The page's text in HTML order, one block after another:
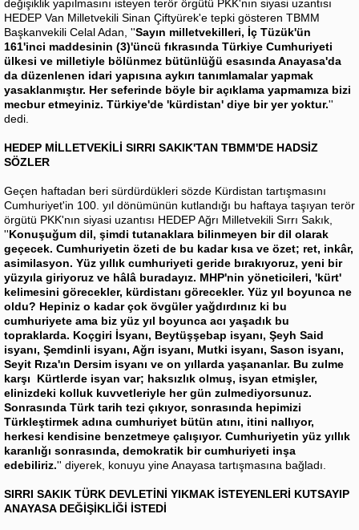
değişiklik yapılmasını isteyen terör örgütü PKK'nın siyasi uzantısı
HEDEP Van Milletvekili Sinan Çiftyürek'e tepki gösteren TBMM
Başkanvekili Celal Adan, ''Sayın milletvekilleri, İç Tüzük'ün
161'inci maddesinin (3)'üncü fıkrasında Türkiye Cumhuriyeti
ülkesi ve milletiyle bölünmez bütünlüğü esasında Anayasa'da
da düzenlenen idari yapısına aykırı tanımlamalar yapmak
yasaklanmıştır. Her seferinde böyle bir açıklama yapmamıza bizi
mecbur etmeyiniz. Türkiye'de 'kürdistan' diye bir yer yoktur.''
dedi.
HEDEP MİLLETVEKİLİ SIRRI SAKIK'TAN TBMM'DE HADSİZ
SÖZLER
Geçen haftadan beri sürdürdükleri sözde Kürdistan tartışmasını
Cumhuriyet'in 100. yıl dönümünün kutlandığı bu haftaya taşıyan terör
örgütü PKK'nın siyasi uzantısı HEDEP Ağrı Milletvekili Sırrı Sakık,
''Konuşuğum dil, şimdi tutanaklara bilinmeyen bir dil olarak
geçecek. Cumhuriyetin özeti de bu kadar kısa ve özet; ret, inkâr,
asimilasyon. Yüz yıllık cumhuriyeti geride bırakıyoruz, yeni bir
yüzyıla giriyoruz ve hâlâ buradayız. MHP'nin yöneticileri, 'kürt'
kelimesini görecekler, kürdistanı görecekler. Yüz yıl boyunca ne
oldu? Hepiniz o kadar çok övgüler yağdırdınız ki bu
cumhuriyete ama biz yüz yıl boyunca acı yaşadık bu
topraklarda. Koçgiri İsyanı, Beytüşşebap isyanı, Şeyh Said
isyanı, Şemdinli isyanı, Ağrı isyanı, Mutki isyanı, Sason isyanı,
Seyit Rıza'ın Dersim isyanı ve on yıllarda yaşananlar. Bu zulme
karşı Kürtlerde isyan var; haksızlık olmuş, isyan etmişler,
elinizdeki kolluk kuvvetleriyle her gün zulmediyorsunuz.
Sonrasında Türk tarih tezi çıkıyor, sonrasında hepimizi
Türkleştirmek adına cumhuriyet bütün atını, itini nallıyor,
herkesi kendisine benzetmeye çalışıyor. Cumhuriyetin yüz yıllık
karanlığı sonrasında, demokratik bir cumhuriyeti inşa
edebiliriz.'' diyerek, konuyu yine Anayasa tartışmasına bağladı.
SIRRI SAKIK TÜRK DEVLETİNİ YIKMAK İSTEYENLERİ KUTSAYIP
ANAYASA DEĞİŞİKLİĞİ İSTEDİ